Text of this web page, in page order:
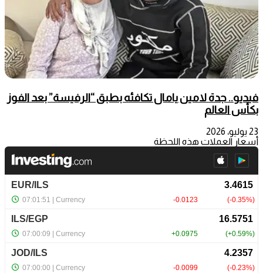
فيديو.. جدة لامين يامال تكافئه بطبق “الرفيسة” بعد الفوز
بكأس العالم
23 يوليو، 2026
أسعار العملات هذه اللحظة